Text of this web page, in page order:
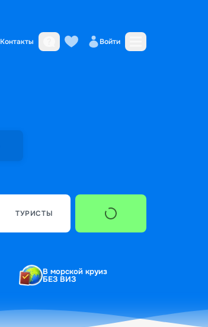
Контакты Войти
ТУРИСТЫ
В морской круиз
БЕЗ ВИЗ